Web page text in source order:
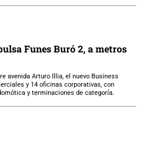
Funes Buró 2, a metros
avenida Arturo Illia, el nuevo Business
y 14 oficinas corporativas, con
y terminaciones de categoría.